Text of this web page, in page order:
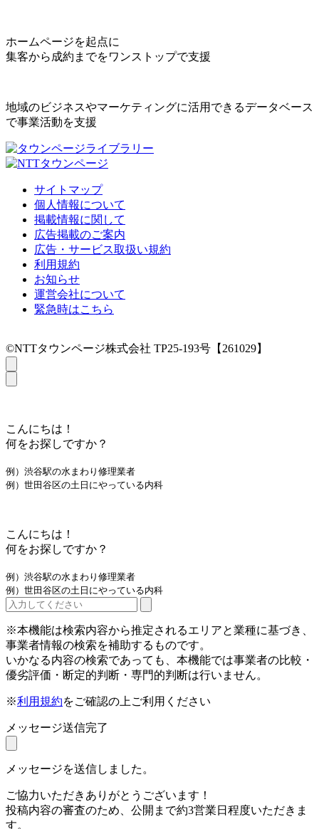
ホームページを起点に
集客から成約までをワンストップで支援
地域のビジネスやマーケティングに活用できるデータベース
で事業活動を支援
サイトマップ
個人情報について
掲載情報に関して
広告掲載のご案内
広告・サービス取扱い規約
利用規約
お知らせ
運営会社について
緊急時はこちら
©NTTタウンページ株式会社 TP25-193号【261029】
こんにちは！
何をお探しですか？
例）渋谷駅の水まわり修理業者
例）世田谷区の土日にやっている内科
こんにちは！
何をお探しですか？
例）渋谷駅の水まわり修理業者
例）世田谷区の土日にやっている内科
※本機能は検索内容から推定されるエリアと業種に基づき、
事業者情報の検索を補助するものです。
いかなる内容の検索であっても、本機能では事業者の比較・
優劣評価・断定的判断・専門的判断は行いません。
※利用規約をご確認の上ご利用ください
メッセージ送信完了
メッセージを送信しました。
ご協力いただきありがとうございます！
投稿内容の審査のため、公開まで約3営業日程度いただきま
す。